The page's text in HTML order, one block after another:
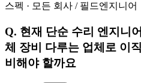
스펙 · 모든 회사 / 필드엔지니어
Q. 현재 단순 수리 엔지니
체 장비 다루는 업체로 이
비해야 할까요